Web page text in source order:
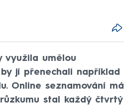
využila umělou
jí přenechali například
Online seznamování má
stal každý čtvrtý